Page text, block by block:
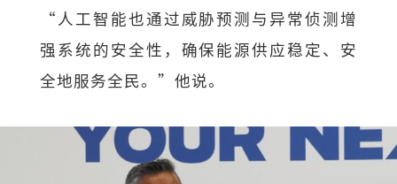
“人工智能也通过威胁预测与异常侦测增
强系统的安全性，确保能源供应稳定、安
全地服务全民。”他说。